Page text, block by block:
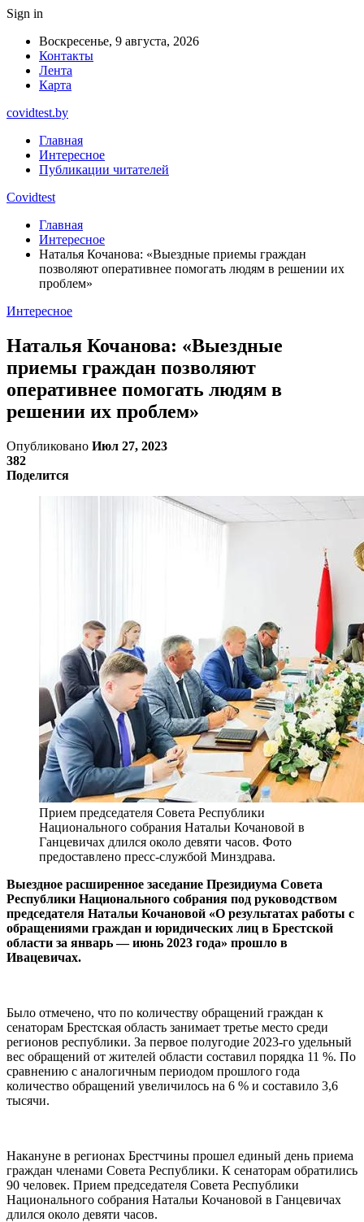
Sign in
Воскресенье, 9 августа, 2026
Контакты
Лента
Карта
covidtest.by
Главная
Интересное
Публикации читателей
Covidtest
Главная
Интересное
Наталья Кочанова: «Выездные приемы граждан
позволяют оперативнее помогать людям в решении их
проблем»
Интересное
Наталья Кочанова: «Выездные
приемы граждан позволяют
оперативнее помогать людям в
решении их проблем»
Опубликовано Июл 27, 2023
382
Поделится
Прием председателя Совета Республики
Национального собрания Натальи Кочановой в
Ганцевичах длился около девяти часов. Фото
предоставлено пресс-службой Минздрава.
Выездное расширенное заседание Президиума Совета
Республики Национального собрания под руководством
председателя Натальи Кочановой «О результатах работы с
обращениями граждан и юридических лиц в Брестской
области за январь — июнь 2023 года» прошло в
Ивацевичах.
Было отмечено, что по количеству обращений граждан к
сенаторам Брестская область занимает третье место среди
регионов республики. За первое полугодие 2023-го удельный
вес обращений от жителей области составил порядка 11 %. По
сравнению с аналогичным периодом прошлого года
количество обращений увеличилось на 6 % и составило 3,6
тысячи.
Накануне в регионах Брестчины прошел единый день приема
граждан членами Совета Республики. К сенаторам обратились
90 человек. Прием председателя Совета Республики
Национального собрания Натальи Кочановой в Ганцевичах
длился около девяти часов.